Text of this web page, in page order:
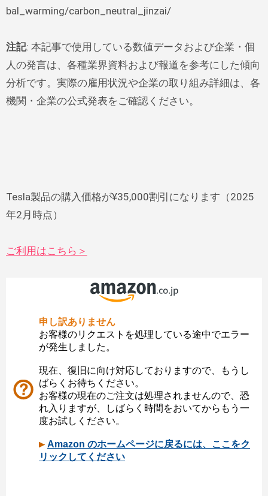
bal_warming/carbon_neutral_jinzai/
注記: 本記事で使用している数値データおよび企業・個
人の発言は、各種業界資料および報道を参考にした傾向
分析です。実際の雇用状況や企業の取り組み詳細は、各
機関・企業の公式発表をご確認ください。
Tesla製品の購入価格が¥35,000割引になります（2025
年2月時点）
ご利用はこちら＞